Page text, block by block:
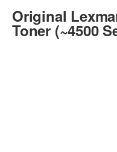
Original
Toner (~4500